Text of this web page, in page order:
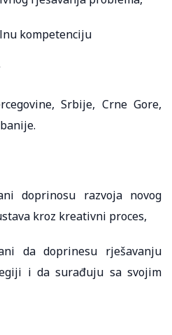
kompetenciju
Srbije, Crne Gore,
doprinosu razvoja novog
kroz kreativni proces,
da doprinesu rješavanju
i da surađuju sa svojim